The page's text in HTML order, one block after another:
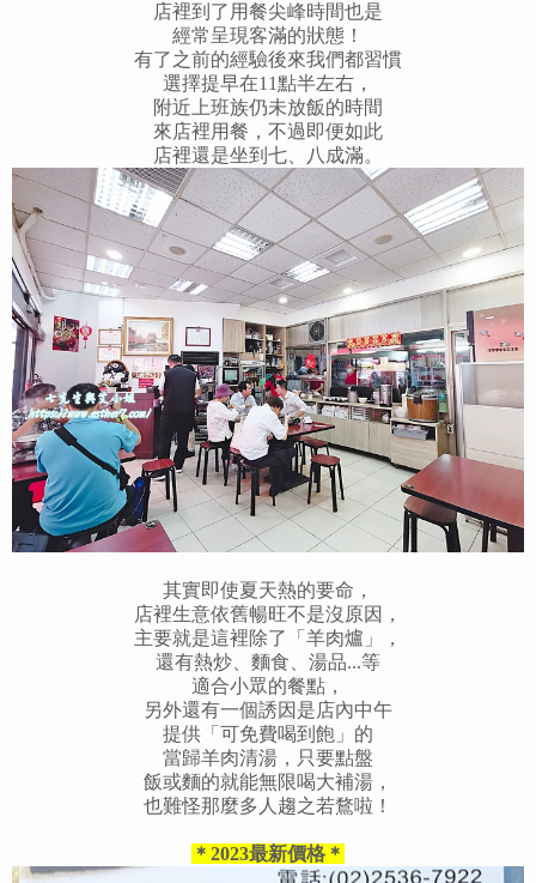
店裡到了用餐尖峰時間也是
經常呈現客滿的狀態！
有了之前的經驗後來我們都習慣
選擇提早在11點半左右，
附近上班族仍未放飯的時間
來店裡用餐，不過即便如此
店裡還是坐到七、八成滿。
其實即使夏天熱的要命，
店裡生意依舊暢旺不是沒原因，
主要就是這裡除了「羊肉爐」，
還有熱炒、麵食、湯品...等
適合小眾的餐點，
另外還有一個誘因是店內中午
提供「可免費喝到飽」的
當歸羊肉清湯，只要點盤
飯或麵的就能無限喝大補湯，
也難怪那麼多人趨之若鶩啦！
＊2023最新價格＊